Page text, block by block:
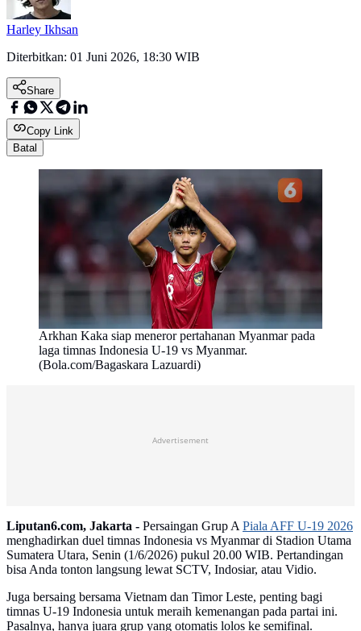
Harley Ikhsan
Diterbitkan: 01 Juni 2026, 18:30 WIB
Share
Copy Link
Batal
Arkhan Kaka siap meneror pertahanan Myanmar pada
laga timnas Indonesia U-19 vs Myanmar.
(Bola.com/Bagaskara Lazuardi)
Advertisement
Liputan6.com, Jakarta - Persaingan Grup APiala AFF U-19 2026
menghadirkan duel timnas Indonesia vs Myanmar di Stadion Utama
Sumatera Utara, Senin (1/6/2026) pukul 20.00 WIB. Pertandingan
bisa Anda tonton langsung lewat SCTV, Indosiar, atau Vidio.
Juga bersaing bersama Vietnam dan Timor Leste, penting bagi
timnas U-19 Indonesia untuk meraih kemenangan pada partai ini.
Pasalnya, hanya juara grup yang otomatis lolos ke semifinal.